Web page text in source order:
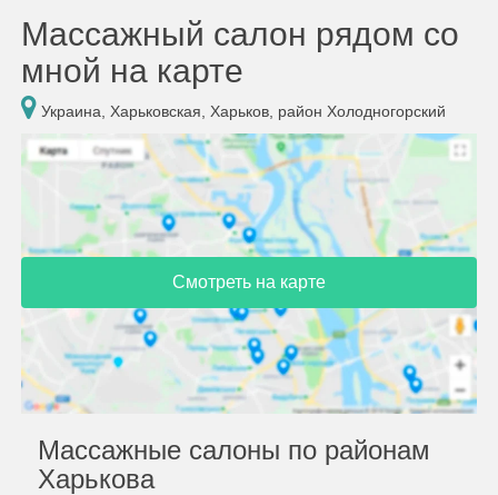
Массажный салон рядом со
мной на карте
Украина, Харьковская, Харьков, район Холодногорский
Смотреть на карте
Массажные салоны по районам
Харькова